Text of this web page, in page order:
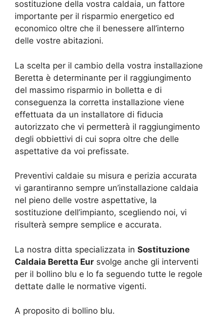
sostituzione della vostra caldaia, un fattore
importante per il risparmio energetico ed
economico oltre che il benessere all’interno
delle vostre abitazioni.
La scelta per il cambio della vostra installazione
Beretta è determinante per il raggiungimento
del massimo risparmio in bolletta e di
conseguenza la corretta installazione viene
effettuata da un installatore di fiducia
autorizzato che vi permetterà il raggiungimento
degli obbiettivi di cui sopra oltre che delle
aspettative da voi prefissate.
Preventivi caldaie su misura e perizia accurata
vi garantiranno sempre un’installazione caldaia
nel pieno delle vostre aspettative, la
sostituzione dell’impianto, scegliendo noi, vi
risulterà sempre semplice e accurata.
La nostra ditta specializzata in Sostituzione
Caldaia Beretta Eur svolge anche gli interventi
per il bollino blu e lo fa seguendo tutte le regole
dettate dalle le normative vigenti.
A proposito di bollino blu.